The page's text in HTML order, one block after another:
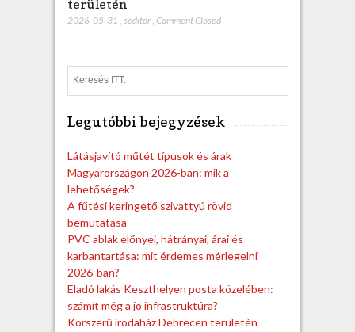
területén
2026-05-31 , seditor, Comment Closed
e
Legutóbbi bejegyzések
Látásjavító műtét típusok és árak
Magyarországon 2026-ban: mik a
lehetőségek?
A fűtési keringető szivattyú rövid
bemutatása
PVC ablak előnyei, hátrányai, árai és
karbantartása: mit érdemes mérlegelni
2026-ban?
Eladó lakás Keszthelyen posta közelében:
számít még a jó infrastruktúra?
Korszerű irodaház Debrecen területén